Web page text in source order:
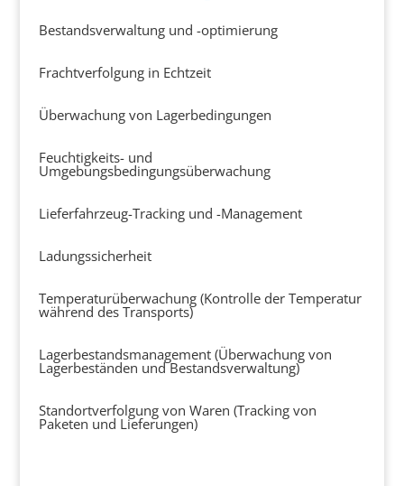
Bestandsverwaltung und -optimierung
Frachtverfolgung in Echtzeit
Überwachung von Lagerbedingungen
Feuchtigkeits- und
Umgebungsbedingungsüberwachung
Lieferfahrzeug-Tracking und -Management
Ladungssicherheit
Temperaturüberwachung (Kontrolle der Temperatur
während des Transports)
Lagerbestandsmanagement (Überwachung von
Lagerbeständen und Bestandsverwaltung)
Standortverfolgung von Waren (Tracking von
Paketen und Lieferungen)